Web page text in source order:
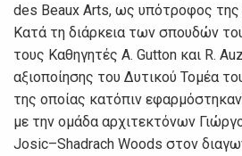
des Beaux Arts, ως υπότροφος της
Κατά τη διάρκεια των σπουδών
τους Καθηγητές A. Gutton και R.
αξιοποίησης του Δυτικού Τομέα
της οποίας κατόπιν
με την ομάδα αρχιτεκτόνων
Josic–Shadrach Woods στον